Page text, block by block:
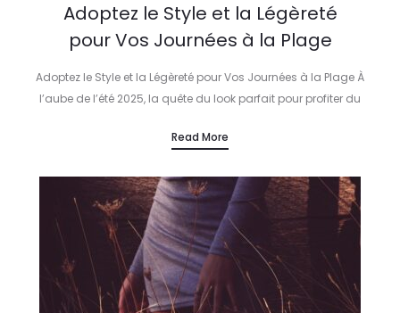
Adoptez le Style et la Légèreté
pour Vos Journées à la Plage
Adoptez le Style et la Légèreté pour Vos Journées à la Plage À
l’aube de l’été 2025, la quête du look parfait pour profiter du
Read More